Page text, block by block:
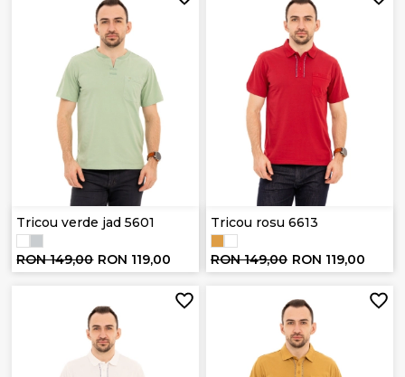
Tricou verde jad 5601
RON 149,00 RON 119,00
Tricou rosu 6613
RON 149,00 RON 119,00